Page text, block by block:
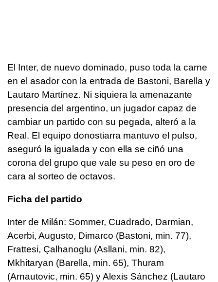
El Inter, de nuevo dominado, puso toda la carne
en el asador con la entrada de Bastoni, Barella y
Lautaro Martínez. Ni siquiera la amenazante
presencia del argentino, un jugador capaz de
cambiar un partido con su pegada, alteró a la
Real. El equipo donostiarra mantuvo el pulso,
aseguró la igualada y con ella se ciñó una
corona del grupo que vale su peso en oro de
cara al sorteo de octavos.
Ficha del partido
Inter de Milán: Sommer, Cuadrado, Darmian,
Acerbi, Augusto, Dimarco (Bastoni, min. 77),
Frattesi, Çalhanoglu (Asllani, min. 82),
Mkhitaryan (Barella, min. 65), Thuram
(Arnautovic, min. 65) y Alexis Sánchez (Lautaro